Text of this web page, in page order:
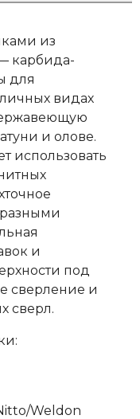
из
карбида-
для
видах
и олове.
использовать
и
под
сверление и
сверл.
Weldon